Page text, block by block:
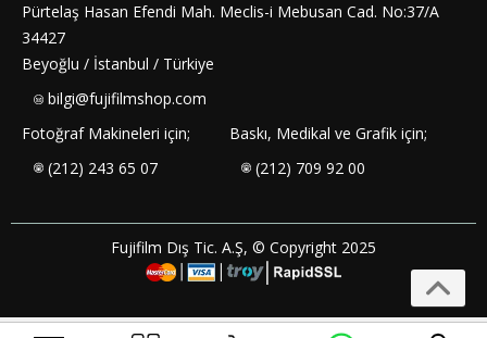
Pürtelaş Hasan Efendi Mah. Meclis-i Mebusan Cad. No:37/A
34427
Beyoğlu / İstanbul / Türkiye
bilgi@fujifilmshop.com
Fotoğraf Makineleri için;
(212) 243 65 07
Baskı, Medikal ve Grafik için;
(212) 709 92 00
Fujifilm Dış Tic. A.Ş, © Copyright 2025